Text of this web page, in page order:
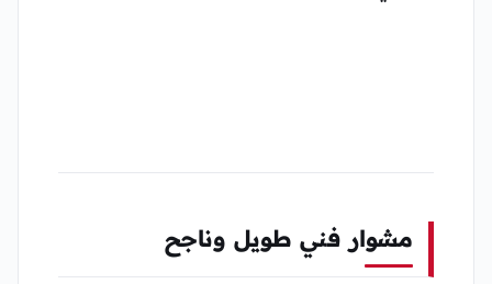
مشوار فني طويل وناجح